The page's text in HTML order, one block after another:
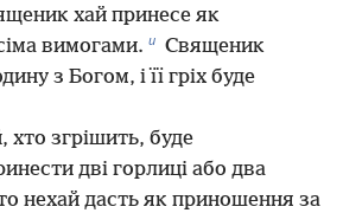
хай принесе як
вимогами. и Священик
з Богом, і її гріх буде
згрішить, буде
дві горлиці або два
нехай дасть як приношення за